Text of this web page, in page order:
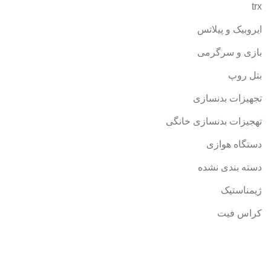
trx
ایروبیک و پیلاتس
بازی و سرگرمی
بتل روپ
تجهیزات بدنسازی
تهجیزات بدنسازی خانگی
دستگاه هوازی
دسته بندی نشده
ژیمناستیک
کراس فیت